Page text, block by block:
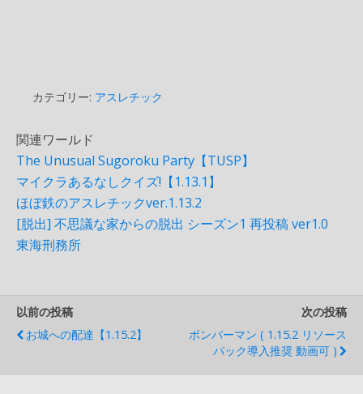
カテゴリー: アスレチック
関連ワールド
The Unusual Sugoroku Party【TUSP】
マイクラあるなしクイズ!【1.13.1】
ほぼ鉄のアスレチックver.1.13.2
[脱出] 不思議な家からの脱出 シーズン1 再投稿 ver1.0
東海刑務所
以前の投稿
お城への配達【1.15.2】
次の投稿
ボンバーマン ( 1.15.2 リソース
パック導入推奨 動画可 )